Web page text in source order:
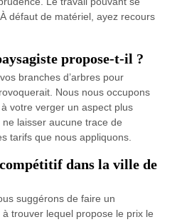
défaut de matériel, ayez recours
propose-t-il ?
branches d’arbres pour
Nous nous occupons
votre verger un aspect plus
laisser aucune trace de
tarifs que nous appliquons.
dans la ville de
suggérons de faire un
trouver lequel propose le prix le